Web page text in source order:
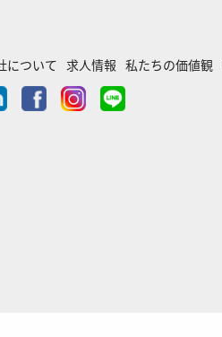
について 求人情報 私たちの価値観
facebookinstagram
line-